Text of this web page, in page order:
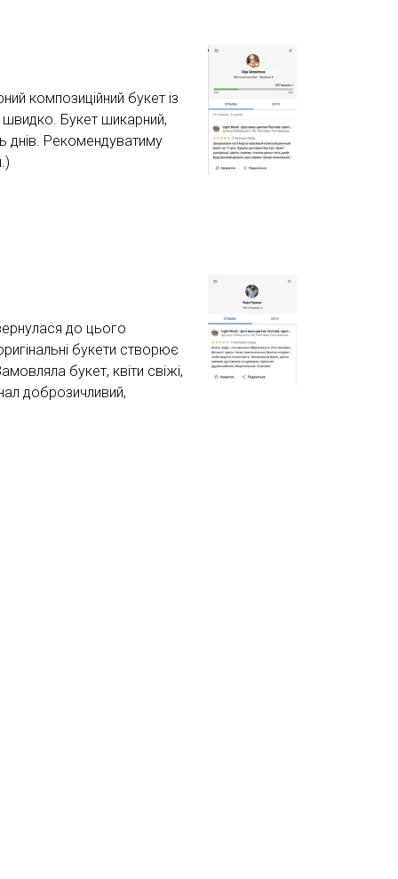
композиційний букет із
Букет шикарний,
днів. Рекомендуватиму
до цього
букети створює
букет, квіти свіжі,
доброзичливий,